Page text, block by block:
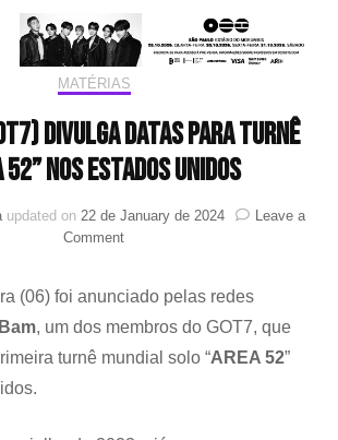
MATÉRIAS
divulga datas para turnê
52” nos Estados Unidos
updated on 22 de January de 2024
Leave a
Commenton
divulga
datas
turnê
(06) foi anunciado pelas redes
, um dos membros do GOT7, que
turnê mundial solo “AREA 52”